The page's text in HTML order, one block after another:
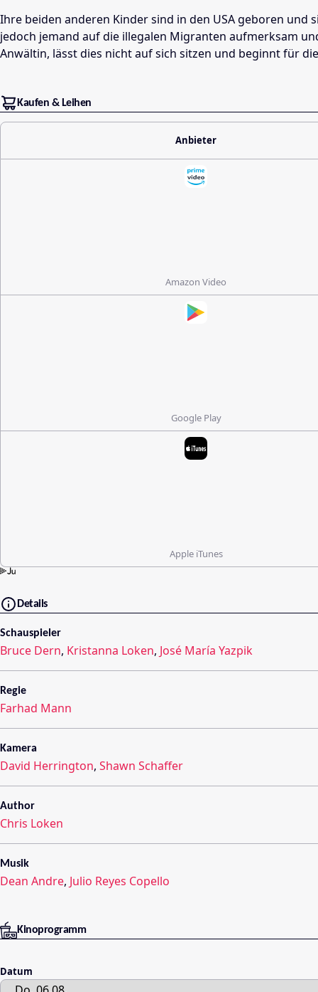
Ihre beiden anderen Kinder sind in den USA geboren und
jedoch jemand auf die illegalen Migranten aufmerksam
Anwältin, lässt dies nicht auf sich sitzen und beginnt für
Kaufen & Leihen
Anbieter
Amazon Video
Google Play
Apple iTunes
Details
Schauspieler
Bruce Dern, Kristanna Loken, José María Yazpik
Regie
Farhad Mann
Kamera
David Herrington, Shawn Schaffer
Author
Chris Loken
Musik
Dean Andre, Julio Reyes Copello
Kinoprogramm
Datum